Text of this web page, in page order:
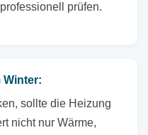
prüfen.
Winter:
sollte die Heizung
nicht nur Wärme,